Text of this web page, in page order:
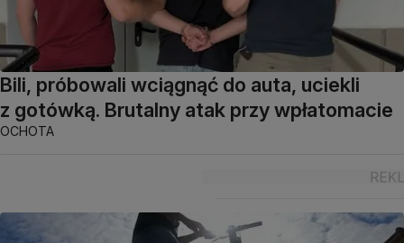
Bili, próbowali wciągnąć do auta, uciekli
z gotówką. Brutalny atak przy wpłatomacie
OCHOTA